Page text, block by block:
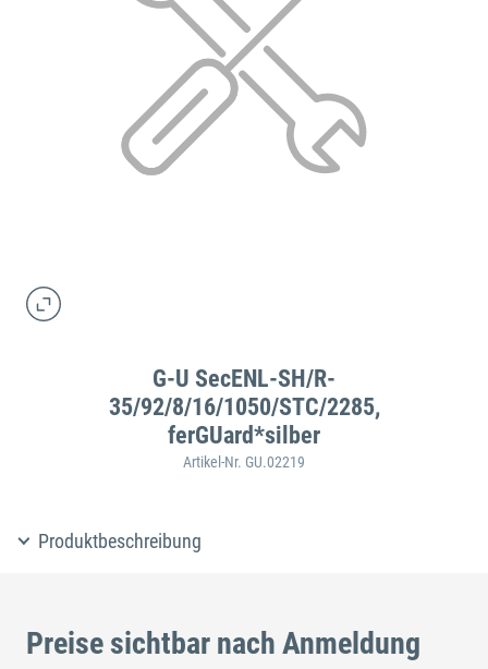
G-U SecENL-SH/R-
35/92/8/16/1050/STC/2285,
ferGUard*silber
Artikel-Nr. GU.02219
Produktbeschreibung
Preise sichtbar nach Anmeldung